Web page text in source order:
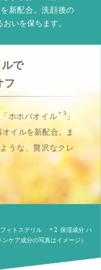
新配合。洗顔後の
いを保ちます。
で
フ
「ホホバオイル＊3」
イルを新配合。ま
うな、贅沢なクレ
フィトステリル ＊2 保湿成分 ハ
ケア成分の写真はイメージ）